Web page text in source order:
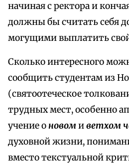
начиная с ректора и
должны бы считать себя
могущими выплатить
Сколько интересного
сообщить студентам из
(святоотеческое
трудных мест, особенно
учение оновомиветхом
духовной жизни,
вместо текстуальной